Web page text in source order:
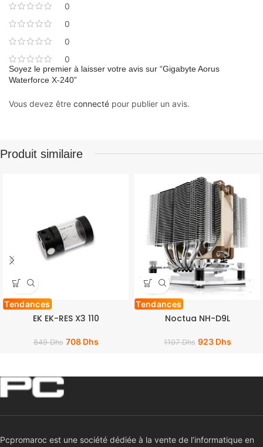
0
0
0
0
Soyez le premier à laisser votre avis sur “Gigabyte Aorus
Waterforce X-240”
Vous devez être connecté pour publier un avis.
Produit similaire
Tendances
EK EK-RES X3 110
849Dhs 708 Dhs
Tendances
Noctua NH-D9L
1107Dhs 923 Dhs
Pcpromaroc est une société dédiée à la vente de l’informatique en